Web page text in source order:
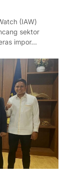
(IAW)
sektor
impor…